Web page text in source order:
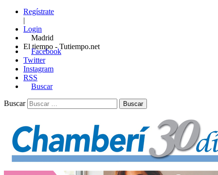
Regístrate
|
Login
Madrid
El tiempo - Tutiempo.net
Facebook
Twitter
Instagram
RSS
Buscar
Buscar